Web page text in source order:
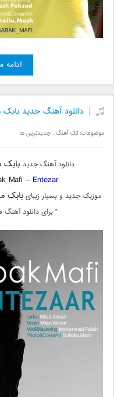
ادامه
دانلود آهنگ جدید بابک
موضوعات:تک آهنگ ,جدیدترین ها
دانلود آهنگ جدید بابک
Mafi –Entezar
موزیک جدید و بسیار زیبایبابک
” برای دانلود